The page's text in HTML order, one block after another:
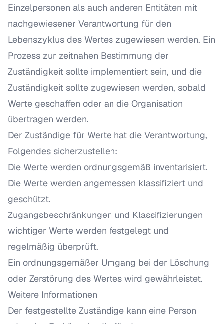
Einzelpersonen als auch anderen Entitäten mit
nachgewiesener Verantwortung für den
Lebenszyklus des Wertes zugewiesen werden. Ein
Prozess zur zeitnahen Bestimmung der
Zuständigkeit sollte implementiert sein, und die
Zuständigkeit sollte zugewiesen werden, sobald
Werte geschaffen oder an die Organisation
übertragen werden.
Der Zuständige für Werte hat die Verantwortung,
Folgendes sicherzustellen:
Die Werte werden ordnungsgemäß inventarisiert.
Die Werte werden angemessen klassifiziert und
geschützt.
Zugangsbeschränkungen und Klassifizierungen
wichtiger Werte werden festgelegt und
regelmäßig überprüft.
Ein ordnungsgemäßer Umgang bei der Löschung
oder Zerstörung des Wertes wird gewährleistet.
Weitere Informationen
Der festgestellte Zuständige kann eine Person